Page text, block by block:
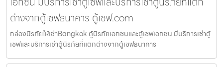
ต่างจากตู้เซฟธนาคาร ตู้เซฟ.com
กล่องนิรภัยให้เช่าBangkok ตู้นิรภัยเอกชนและตู้เซฟเอกชน มีบริการเช่าตู้
เซฟและบริการเช่าตู้นิรภัยที่แตกต่างจากตู้เซฟธนาคาร